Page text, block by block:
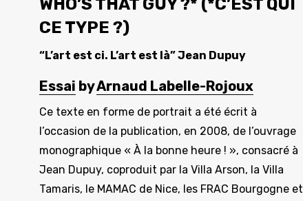
WHO’S THAT GUY ?* (*C’EST QUI
CE TYPE ?)
“L’art est ci. L’art est là” Jean Dupuy
Essai byArnaud Labelle-Rojoux
Ce texte en forme de portrait a été écrit à
l’occasion de la publication, en 2008, de l’ouvrage
monographique « À la bonne heure ! », consacré à
Jean Dupuy, coproduit par la Villa Arson, la Villa
Tamaris, le MAMAC de Nice, les FRAC Bourgogne et